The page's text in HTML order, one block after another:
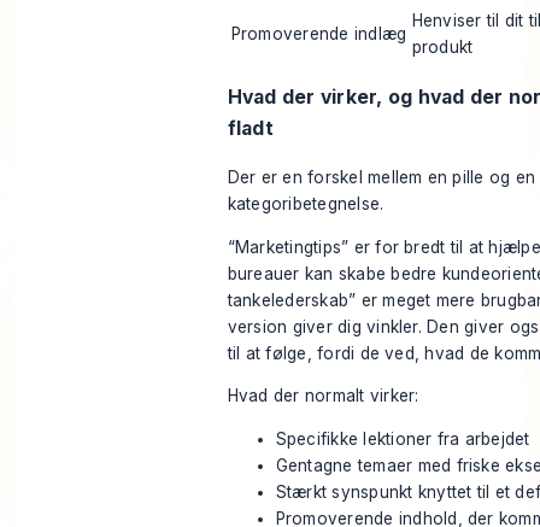
Promoverende indlæg
Henviser til dit
produkt
Hvad der virker, og hvad der
fladt
Der er en forskel mellem en pille og en
kategoribetegnelse.
“Marketingtips” er for bredt til at
bureauer kan skabe bedre
tankelederskab” er meget mere
version giver dig vinkler. Den giver
til at følge, fordi de ved, hvad de
Hvad der normalt virker:
Specifikke lektioner fra arbejdet
Gentagne temaer med friske
Stærkt synspunkt knyttet til et
Promoverende indhold, der